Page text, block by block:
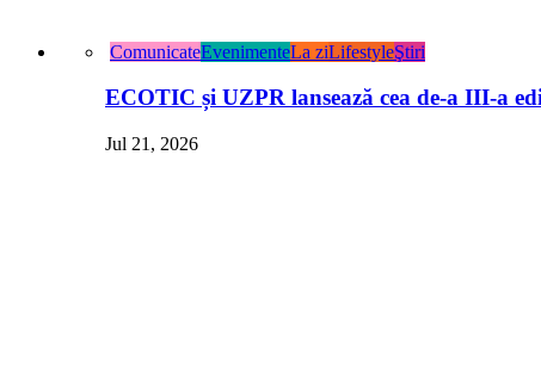
ComunicateEvenimenteLa ziLifestyleŞtiri
ECOTIC și UZPR lansează cea de-a III-a
Jul 21, 2026